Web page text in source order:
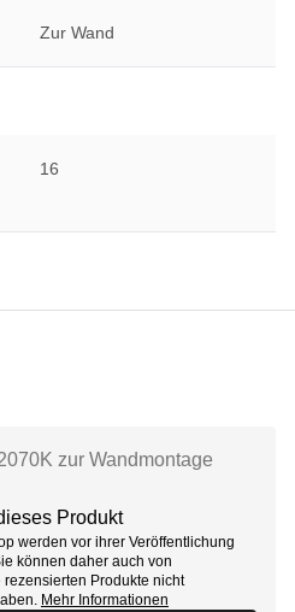
Zur Wand
16
zur Wandmontage
Produkt
werden vor ihrer Veröffentlichung
können daher auch von
Produkte nicht
Mehr Informationen